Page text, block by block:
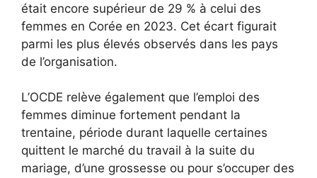
était encore supérieur de 29 % à celui des
femmes en Corée en 2023. Cet écart figurait
parmi les plus élevés observés dans les pays
de l’organisation.
L’OCDE relève également que l’emploi des
femmes diminue fortement pendant la
trentaine, période durant laquelle certaines
quittent le marché du travail à la suite du
mariage, d’une grossesse ou pour s’occuper des